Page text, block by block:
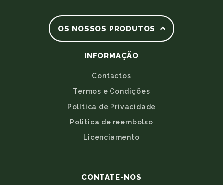
OS NOSSOS PRODUTOS
INFORMAÇÃO
Contactos
Termos e Condições
Política de Privacidade
Politica de reembolso
Licenciamento
CONTATE-NOS